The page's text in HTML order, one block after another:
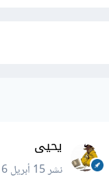
يحيى
نشر15 أبريل 2016